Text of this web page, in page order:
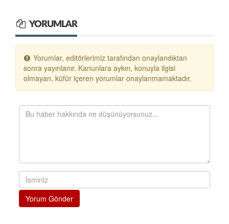
YORUMLAR
Yorumlar, editörlerimiz tarafından onaylandıktan
sonra yayınlanır. Kanunlara aykırı, konuyla ilgisi
olmayan, küfür içeren yorumlar onaylanmamaktadır.
Yorum Gönder